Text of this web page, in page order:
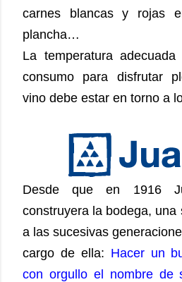
carnes blancas y rojas
plancha…
La temperatura
consumo para disfrutar
vino debe estar en torno a
Desde que en 1916
construyera la bodega, una
a las sucesivas
cargo de ella: Hacer un
con orgullo el nombre de